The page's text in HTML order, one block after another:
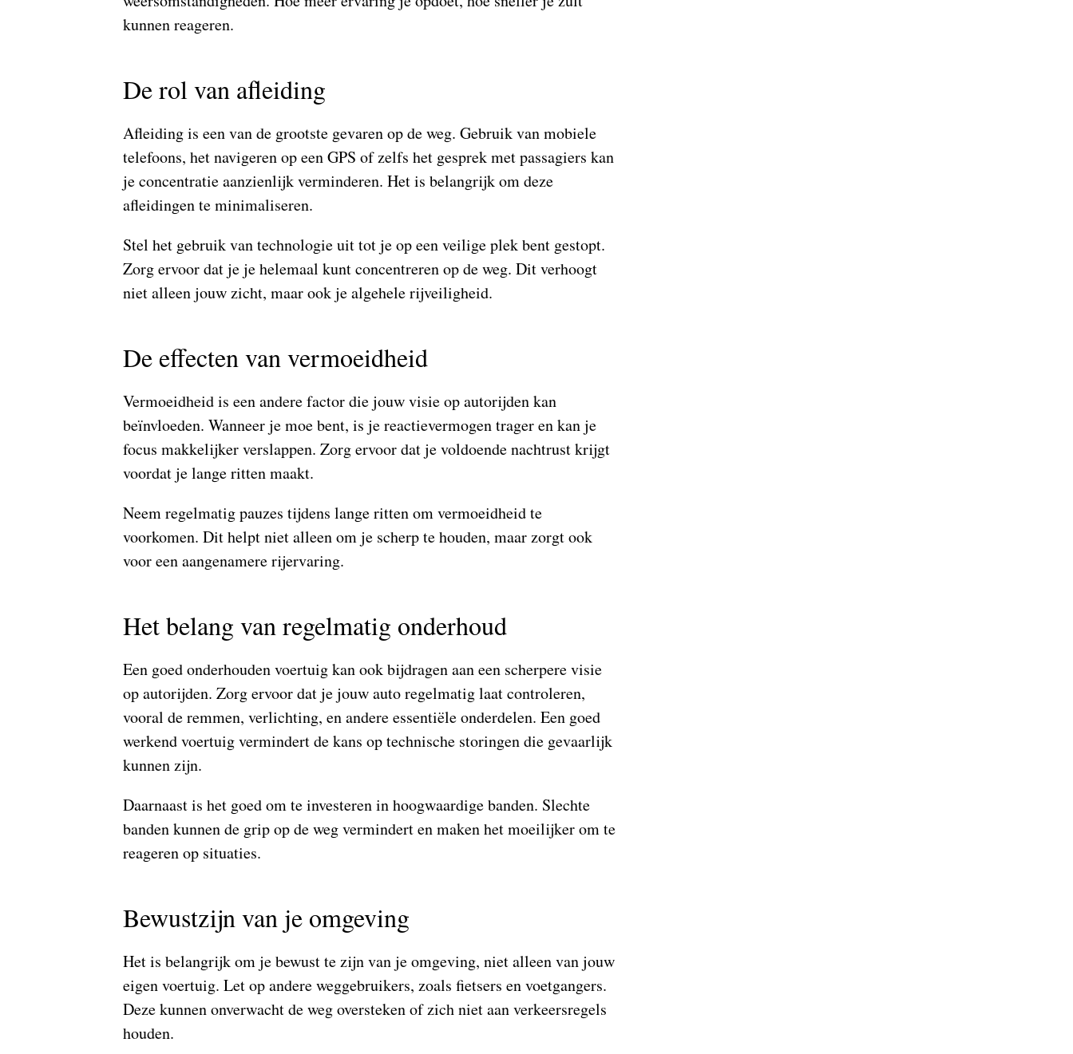
kunnen reageren.
De rol van afleiding
Afleiding is een van de grootste gevaren op de weg. Gebruik van mobiele
telefoons, het navigeren op een GPS of zelfs het gesprek met passagiers kan
je concentratie aanzienlijk verminderen. Het is belangrijk om deze
afleidingen te minimaliseren.
Stel het gebruik van technologie uit tot je op een veilige plek bent gestopt.
Zorg ervoor dat je je helemaal kunt concentreren op de weg. Dit verhoogt
niet alleen jouw zicht, maar ook je algehele rijveiligheid.
De effecten van vermoeidheid
Vermoeidheid is een andere factor die jouw visie op autorijden kan
beïnvloeden. Wanneer je moe bent, is je reactievermogen trager en kan je
focus makkelijker verslappen. Zorg ervoor dat je voldoende nachtrust krijgt
voordat je lange ritten maakt.
Neem regelmatig pauzes tijdens lange ritten om vermoeidheid te
voorkomen. Dit helpt niet alleen om je scherp te houden, maar zorgt ook
voor een aangenamere rijervaring.
Het belang van regelmatig onderhoud
Een goed onderhouden voertuig kan ook bijdragen aan een scherpere visie
op autorijden. Zorg ervoor dat je jouw auto regelmatig laat controleren,
vooral de remmen, verlichting, en andere essentiële onderdelen. Een goed
werkend voertuig vermindert de kans op technische storingen die gevaarlijk
kunnen zijn.
Daarnaast is het goed om te investeren in hoogwaardige banden. Slechte
banden kunnen de grip op de weg vermindert en maken het moeilijker om te
reageren op situaties.
Bewustzijn van je omgeving
Het is belangrijk om je bewust te zijn van je omgeving, niet alleen van jouw
eigen voertuig. Let op andere weggebruikers, zoals fietsers en voetgangers.
Deze kunnen onverwacht de weg oversteken of zich niet aan verkeersregels
houden.